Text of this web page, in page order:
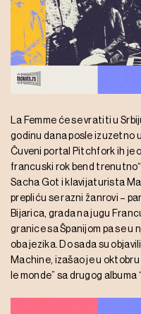
La Femme će se vratiti u
godinu dana posle izuzetno
Čuveni portal Pitchfork ih je
francuski rok bend
Sacha Got i klavijaturista
prepliću se razni žanrovi –
Bijarica, grada na jugu
granice sa Španijom pa se u
oba jezika. Do sada su
Machine, izašao je u
le monde” sa drugog albuma